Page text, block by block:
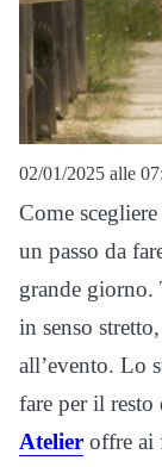
02/01/2025 alle
Come
un passo da
grande giorno.
in senso
all’evento. Lo
fare per il
Atelier offre ai